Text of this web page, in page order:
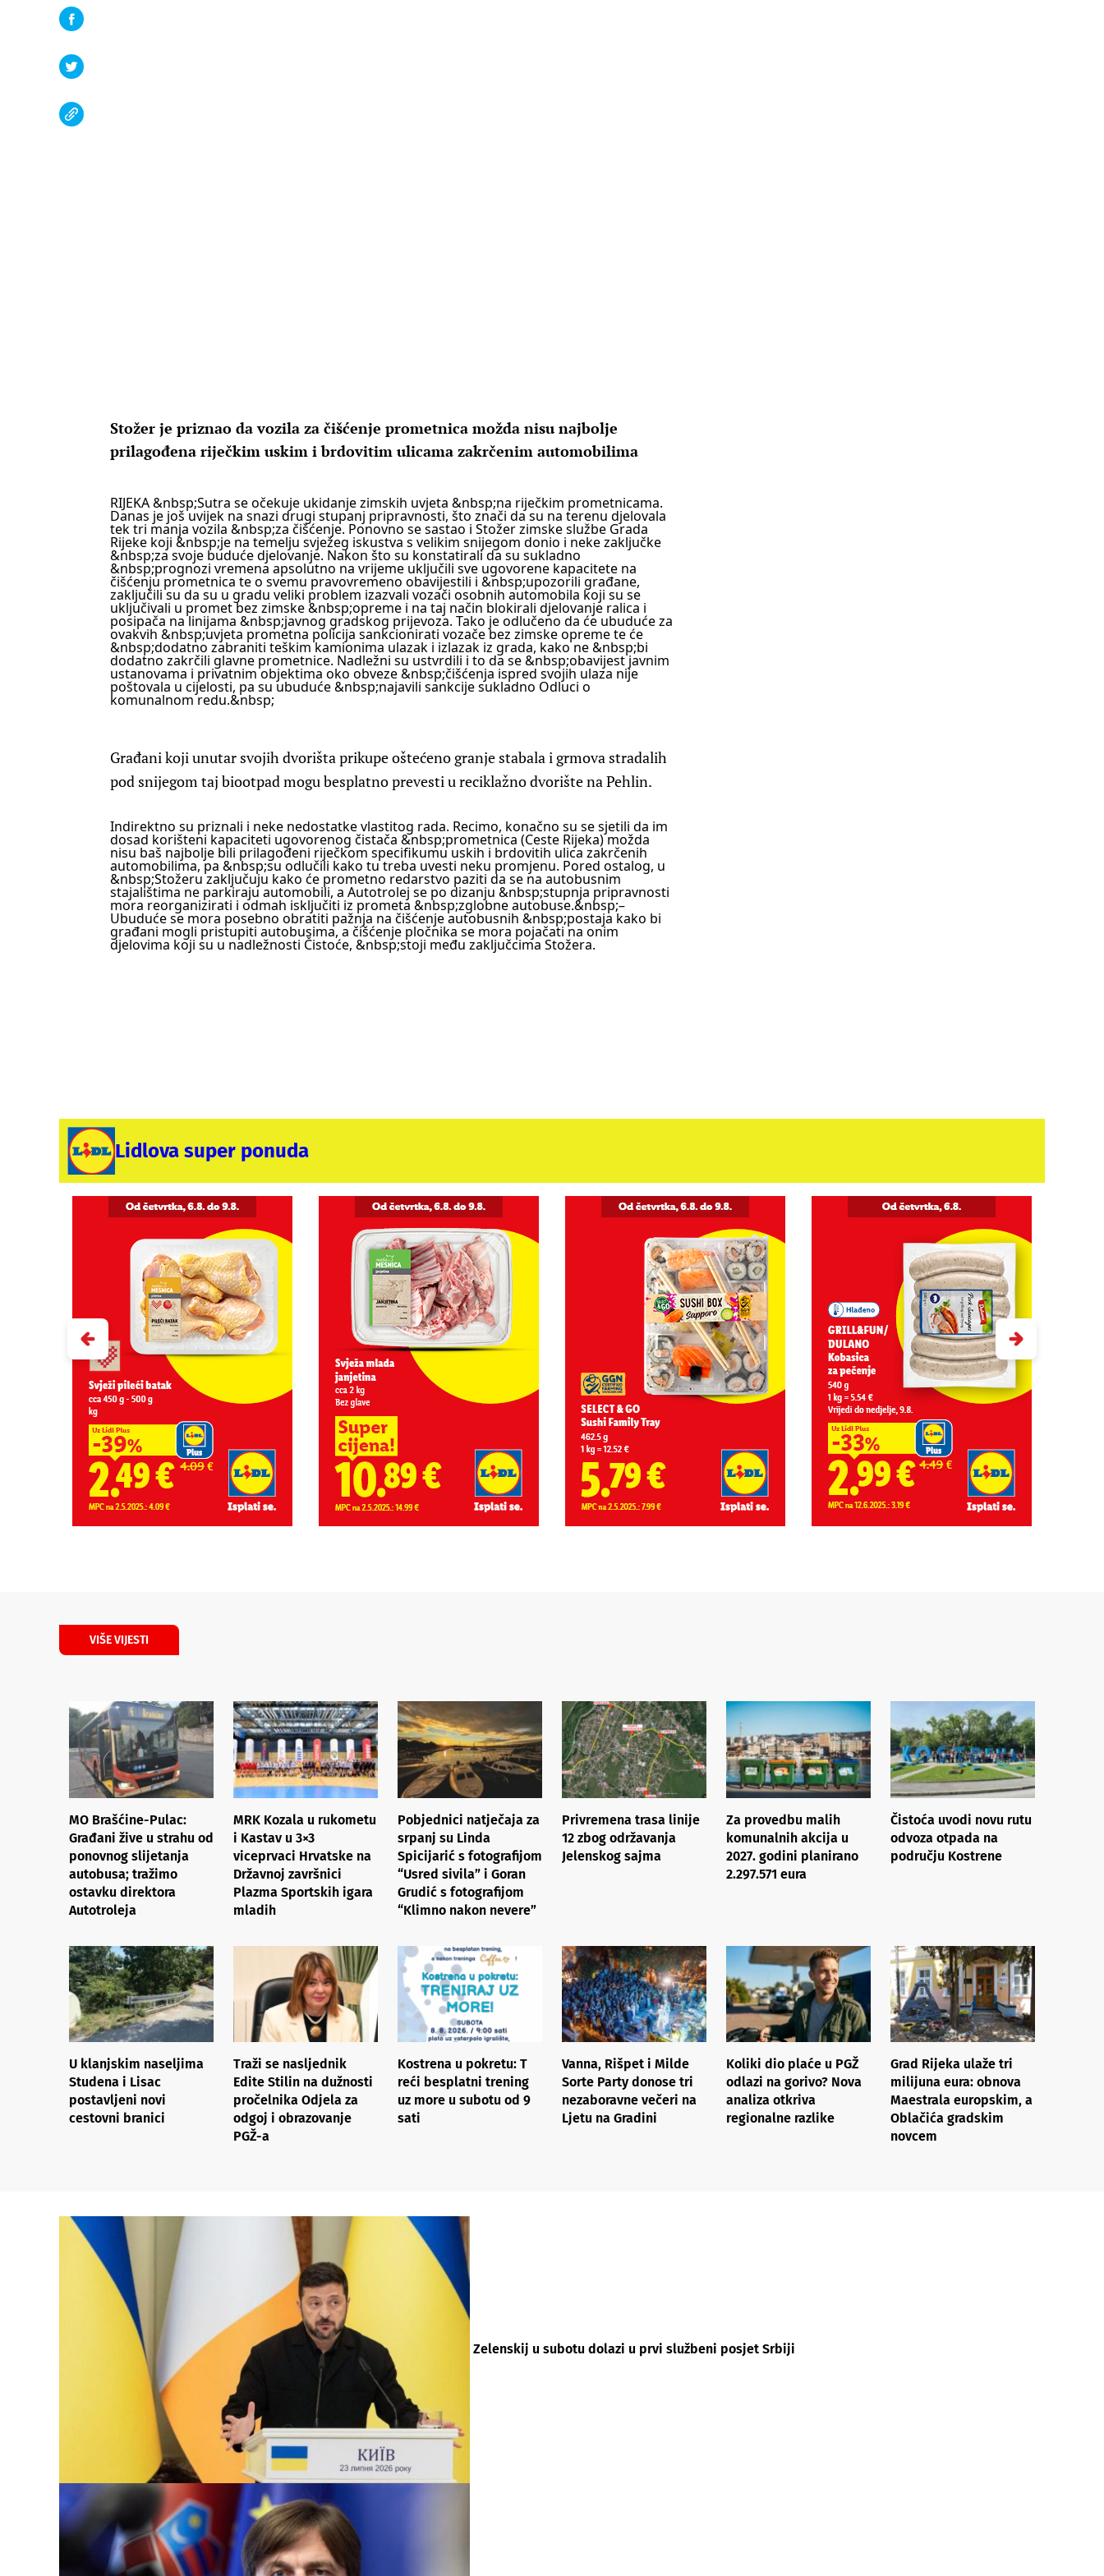
Stožer je priznao da vozila za čišćenje prometnica možda nisu najbolje
prilagođena riječkim uskim i brdovitim ulicama zakrčenim automobilima
RIJEKA&nbsp;Sutra se očekuje ukidanje zimskih uvjeta &nbsp;na riječkim prometnicama.
Danas je još uvijek na snazi drugi stupanj pripravnosti, što znači da su na terenu djelovala
tek tri manja vozila &nbsp;za čišćenje. Ponovno se sastao i Stožer zimske službe Grada
Rijeke koji &nbsp;je na temelju svježeg iskustva s velikim snijegom donio i neke zaključke
&nbsp;za svoje buduće djelovanje. Nakon što su konstatirali da su sukladno
&nbsp;prognozi vremena apsolutno na vrijeme uključili sve ugovorene kapacitete na
čišćenju prometnica te o svemu pravovremeno obavijestili i &nbsp;upozorili građane,
zaključili su da su u gradu veliki problem izazvali vozači osobnih automobila koji su se
uključivali u promet bez zimske &nbsp;opreme i na taj način blokirali djelovanje ralica i
posipača na linijama &nbsp;javnog gradskog prijevoza. Tako je odlučeno da će ubuduće za
ovakvih &nbsp;uvjeta prometna policija sankcionirati vozače bez zimske opreme te će
&nbsp;dodatno zabraniti teškim kamionima ulazak i izlazak iz grada, kako ne &nbsp;bi
dodatno zakrčili glavne prometnice. Nadležni su ustvrdili i to da se &nbsp;obavijest javnim
ustanovama i privatnim objektima oko obveze &nbsp;čišćenja ispred svojih ulaza nije
poštovala u cijelosti, pa su ubuduće &nbsp;najavili sankcije sukladno Odluci o
komunalnom redu.&nbsp;
Građani koji unutar svojih dvorišta prikupe oštećeno granje stabala i grmova stradalih
pod snijegom taj biootpad mogu besplatno prevesti u reciklažno dvorište na Pehlin.
Indirektno su priznali i neke nedostatke vlastitog rada. Recimo, konačno su se sjetili da im
dosad korišteni kapaciteti ugovorenog čistača &nbsp;prometnica (Ceste Rijeka) možda
nisu baš najbolje bili prilagođeni riječkom specifikumu uskih i brdovitih ulica zakrčenih
automobilima, pa &nbsp;su odlučili kako tu treba uvesti neku promjenu. Pored ostalog, u
&nbsp;Stožeru zaključuju kako će prometno redarstvo paziti da se na autobusnim
stajalištima ne parkiraju automobili, a Autotrolej se po dizanju &nbsp;stupnja pripravnosti
mora reorganizirati i odmah isključiti iz prometa &nbsp;zglobne autobuse.&nbsp;–
Ubuduće se mora posebno obratiti pažnja na čišćenje autobusnih &nbsp;postaja kako bi
građani mogli pristupiti autobusima, a čišćenje pločnika se mora pojačati na onim
djelovima koji su u nadležnosti Čistoće, &nbsp;stoji među zaključcima Stožera.
Lidlova super ponuda
VIŠE VIJESTI
MO Brašćine-Pulac:
Građani žive u strahu od
ponovnog slijetanja
autobusa; tražimo
ostavku direktora
Autotroleja
MRK Kozala u rukometu
i Kastav u 3×3
viceprvaci Hrvatske na
Državnoj završnici
Plazma Sportskih igara
mladih
Pobjednici natječaja za
srpanj su Linda
Spicijarić s fotografijom
“Usred sivila” i Goran
Grudić s fotografijom
“Klimno nakon nevere”
Privremena trasa linije
12 zbog održavanja
Jelenskog sajma
Za provedbu malih
komunalnih akcija u
2027. godini planirano
2.297.571 eura
Čistoća uvodi novu rutu
odvoza otpada na
području Kostrene
U klanjskim naseljima
Studena i Lisac
postavljeni novi
cestovni branici
Traži se nasljednik
Edite Stilin na dužnosti
pročelnika Odjela za
odgoj i obrazovanje
PGŽ-a
Kostrena u pokretu: ​T​
reći besplatni trening
uz more​ ​u subotu od 9
sati
Vanna, Rišpet i Milde
Sorte Party donose tri
nezaboravne večeri na
Ljetu na Gradini
Koliki dio plaće u PGŽ
odlazi na gorivo? Nova
analiza otkriva
regionalne razlike​
Grad Rijeka ulaže tri
milijuna eura: obnova
Maestrala europskim, a
Oblačića gradskim
novcem
Zelenskij u subotu dolazi u prvi službeni posjet Srbiji